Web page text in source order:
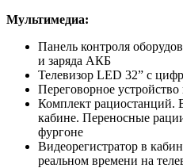
Мультимедиа:
Панель контроля
и заряда АКБ
Телевизор LED 32” с
Переговорное
Комплект рациостанций.
кабине. Переносные
фургоне
Видеорегистратор в
реальном времени на